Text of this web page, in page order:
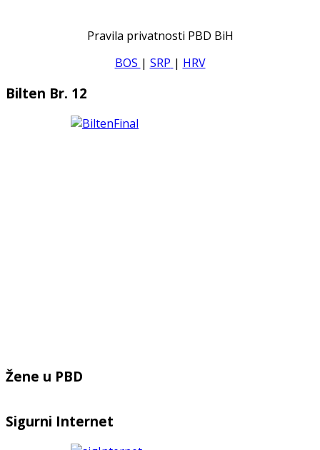
Pravila privatnosti PBD BiH
BOS | SRP | HRV
Bilten Br. 12
Žene u PBD
Sigurni Internet